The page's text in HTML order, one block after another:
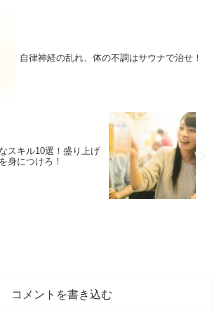
自律神経の乱れ、体の不調はサウナで治せ！
スキル10選！盛り上げ
身につけろ！
コメントを書き込む